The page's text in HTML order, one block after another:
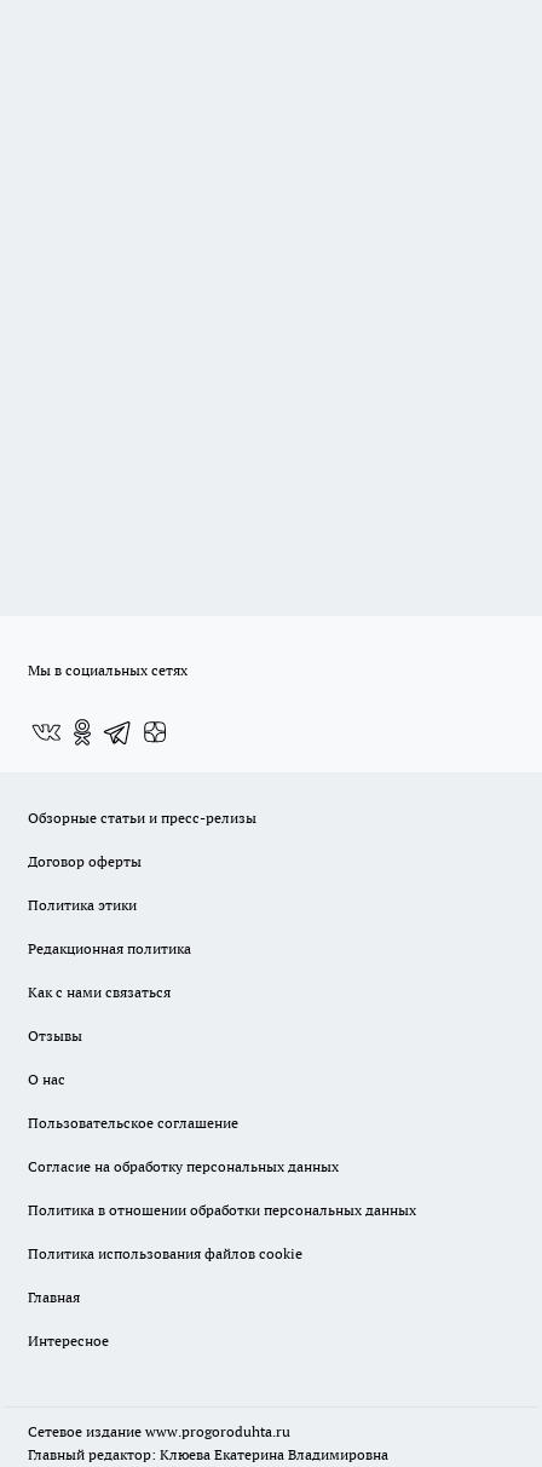
Мы в социальных сетях
Обзорные статьи и пресс-релизы
Договор оферты
Политика этики
Редакционная политика
Как с нами связаться
Отзывы
О нас
Пользовательское соглашение
Согласие на обработку персональных данных
Политика в отношении обработки персональных данных
Политика использования файлов cookie
Главная
Интересное
Сетевое издание www.progoroduhta.ru
Главный редактор: Клюева Екатерина Владимировна